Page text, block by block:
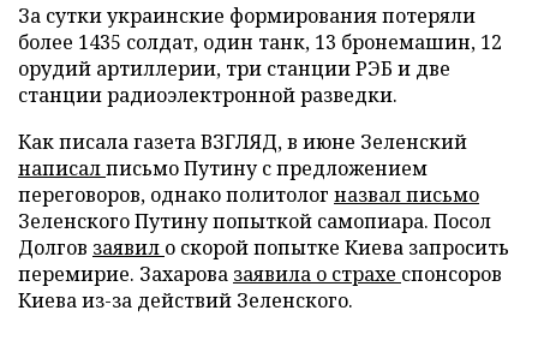
За сутки украинские формирования потеряли
более 1435 солдат, один танк, 13 бронемашин, 12
орудий артиллерии, три станции РЭБ и две
станции радиоэлектронной разведки.
Как писала газета ВЗГЛЯД, в июне Зеленский
написалписьмо Путину с предложением
переговоров, однако политолог назвал письмо
Зеленского Путину попыткой самопиара. Посол
Долгов заявил о скорой попытке Киева запросить
перемирие. Захарова заявила о страхе спонсоров
Киева из-за действий Зеленского.